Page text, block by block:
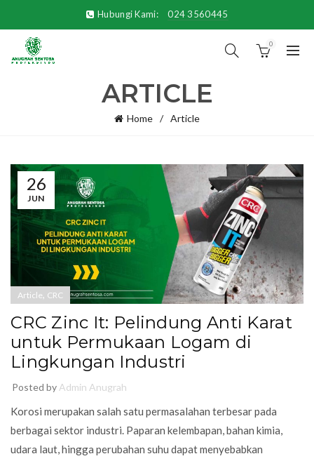
Hubungi Kami: 024 3560445
0
ARTICLE
Home Article
26
JUN
Article, CRC
CRC Zinc It: Pelindung Anti Karat
untuk Permukaan Logam di
Lingkungan Industri
Posted by Admin Anugrah
Korosi merupakan salah satu permasalahan terbesar pada
berbagai sektor industri. Paparan kelembapan, bahan kimia,
udara laut, hingga perubahan suhu dapat menyebabkan